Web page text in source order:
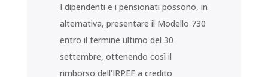
I dipendenti e i pensionati possono, in
alternativa, presentare il Modello 730
entro il termine ultimo del 30
settembre, ottenendo così il
rimborso dell’IRPEF a credito